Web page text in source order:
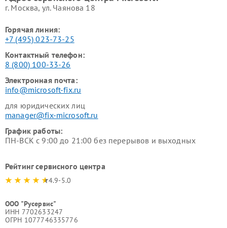
г. Москва, ул. Чаянова 18
Горячая линия:
+7 (495) 023-73-25
Контактный телефон:
8 (800) 100-33-26
Электронная почта:
info@microsoft-fix.ru
для юридических лиц
manager@fix-microsoft.ru
График работы:
ПН-ВСК с 9:00 до 21:00 без перерывов и выходных
Рейтинг сервисного центра
4.9-5.0
ООО "Русервис"
ИНН 7702633247
ОГРН 1077746335776